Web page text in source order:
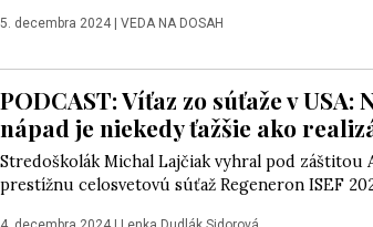
5. decembra 2024 | VEDA NA DOSAH
PODCAST: Víťaz zo súťaže v USA:
nápad je niekedy ťažšie ako
Stredoškolák Michal Lajčiak vyhral pod záštitou
prestížnu celosvetovú súťaž Regeneron ISEF